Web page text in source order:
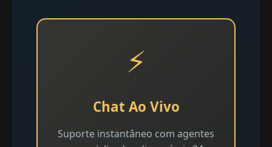
⚡
Chat Ao Vivo
Suporte instantâneo com agentes